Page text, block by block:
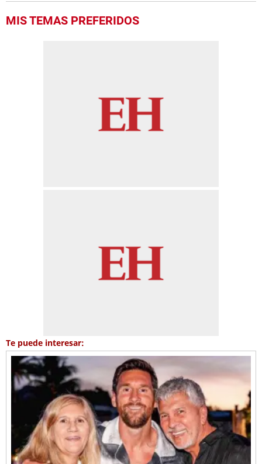
MIS TEMAS PREFERIDOS
Te puede interesar: